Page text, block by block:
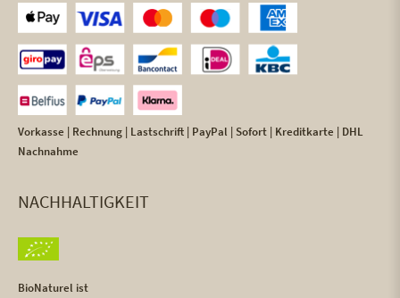
Vorkasse | Rechnung | Lastschrift | PayPal | Sofort | Kreditkarte | DHL
Nachnahme
NACHHALTIGKEIT
BioNaturel ist